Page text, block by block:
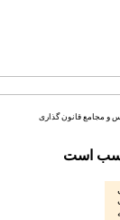
و مجامع قانون گذاری
کسب است